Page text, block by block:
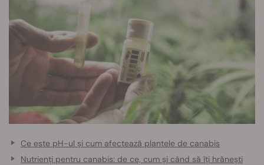
Ce este pH-ul și cum afectează plantele de canabis
Nutrienți pentru canabis: de ce, cum și când să îți hrănești